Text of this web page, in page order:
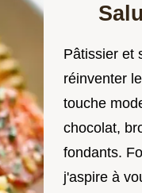
Pâtissier et
réinventer
touche
chocolat,
fondants.
j'aspire à